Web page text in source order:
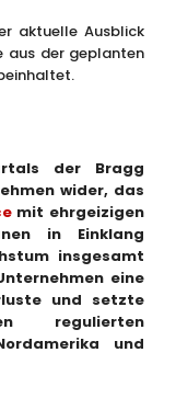
aktuelle Ausblick
aus der geplanten
der Bragg
wider, das
mit ehrgeizigen
in Einklang
insgesamt
eine
und setzte
regulierten
und